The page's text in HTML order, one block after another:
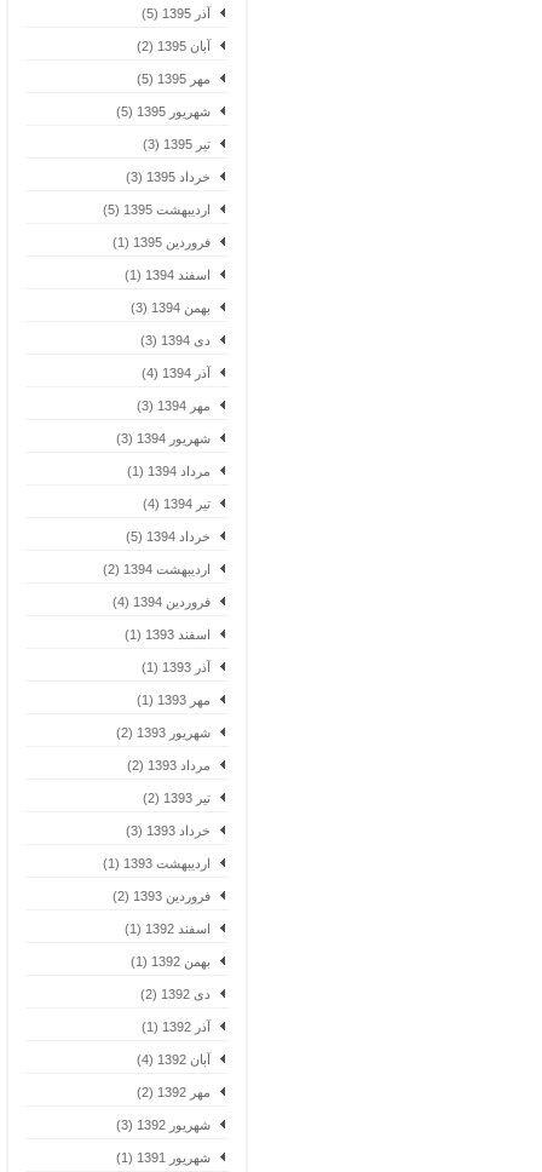
آذر 1395 (5)
آبان 1395 (2)
مهر 1395 (5)
شهریور 1395 (5)
تیر 1395 (3)
خرداد 1395 (3)
اردیبهشت 1395 (5)
فروردین 1395 (1)
اسفند 1394 (1)
بهمن 1394 (3)
دی 1394 (3)
آذر 1394 (4)
مهر 1394 (3)
شهریور 1394 (3)
مرداد 1394 (1)
تیر 1394 (4)
خرداد 1394 (5)
اردیبهشت 1394 (2)
فروردین 1394 (4)
اسفند 1393 (1)
آذر 1393 (1)
مهر 1393 (1)
شهریور 1393 (2)
مرداد 1393 (2)
تیر 1393 (2)
خرداد 1393 (3)
اردیبهشت 1393 (1)
فروردین 1393 (2)
اسفند 1392 (1)
بهمن 1392 (1)
دی 1392 (2)
آذر 1392 (1)
آبان 1392 (4)
مهر 1392 (2)
شهریور 1392 (3)
شهریور 1391 (1)